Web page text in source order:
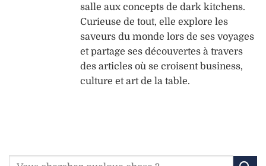
salle aux concepts de dark kitchens.
Curieuse de tout, elle explore les
saveurs du monde lors de ses voyages
et partage ses découvertes à travers
des articles où se croisent business,
culture et art de la table.